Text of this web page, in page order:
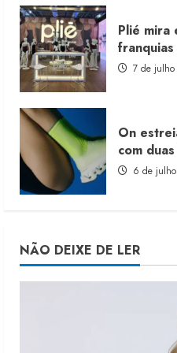
Plié mira
7 de
On
com
6 de
NÃO DEIXE DE LER